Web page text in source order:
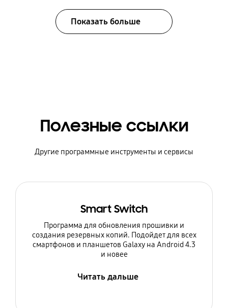
Показать больше
Полезные ссылки
Другие программные инструменты и сервисы
Smart Switch
Программа для обновления прошивки и
создания резервных копий. Подойдет для всех
смартфонов и планшетов Galaxy на Android 4.3
и новее
Читать дальше